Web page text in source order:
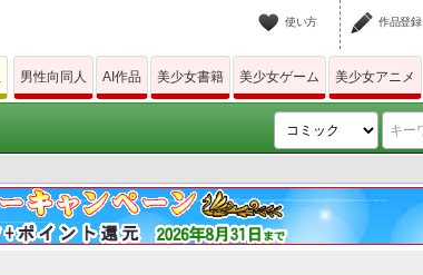
使い方 作品登録
男性向同人 AI作品 美少女書籍 美少女ゲーム 美少女アニメ